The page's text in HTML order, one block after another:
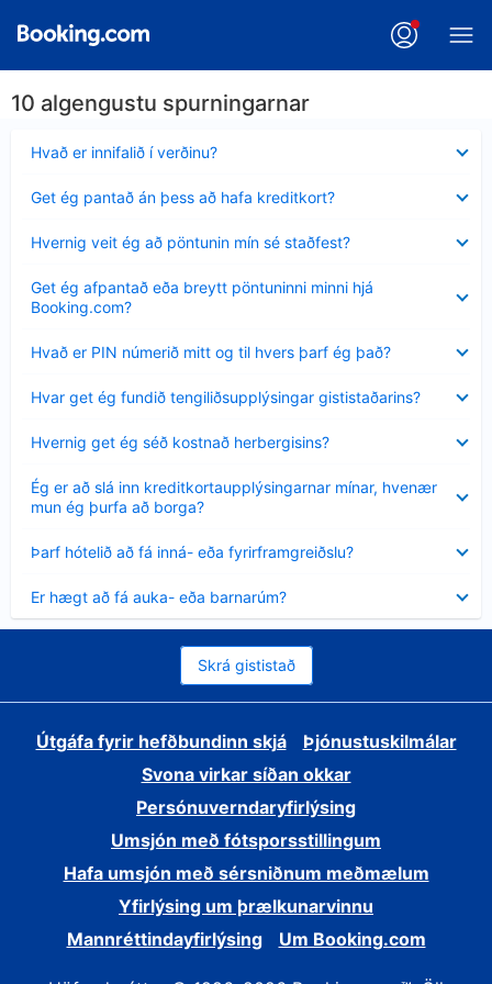
10 algengustu spurningarnar
Hvað er innifalið í verðinu?
sýnt
Get ég pantað án þess að hafa kreditkort?
sýnt
Hvernig veit ég að pöntunin mín sé staðfest?
sýnt
Get ég afpantað eða breytt pöntuninni minni hjá
Booking.com?
sýnt
Hvað er PIN númerið mitt og til hvers þarf ég það?
sýnt
Hvar get ég fundið tengiliðsupplýsingar gististaðarins?
sýnt
Hvernig get ég séð kostnað herbergisins?
sýnt
Ég er að slá inn kreditkortaupplýsingarnar mínar, hvenær
mun ég þurfa að borga?
Minna
sýnt
Þarf hótelið að fá inná- eða fyrirframgreiðslu?
sýnt
Er hægt að fá auka- eða barnarúm?
sýnt
Skrá gististað
Útgáfa fyrir hefðbundinn skjá
Þjónustuskilmálar
Svona virkar síðan okkar
Persónuverndaryfirlýsing
Umsjón með fótsporsstillingum
Hafa umsjón með sérsniðnum meðmælum
Yfirlýsing um þrælkunarvinnu
Mannréttindayfirlýsing
Um Booking.com